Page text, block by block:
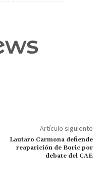
Artículo siguiente
Lautaro Carmona defiende
reaparición de Boric por
debate del CAE